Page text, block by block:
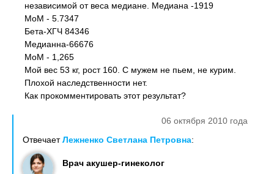
независимой от веса медиане. Медиана -1919
МоМ - 5.7347
Бета-ХГЧ 84346
Медианна-66676
МоМ - 1,265
Мой вес 53 кг, рост 160. С мужем не пьем, не курим.
Плохой наследственности нет.
Как прокомментировать этот результат?
06 октября 2010 года
ОтвечаетЛежненко Светлана Петровна:
Врач акушер-гинеколог